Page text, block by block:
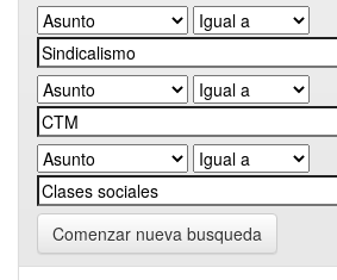
Comenzar nueva busqueda